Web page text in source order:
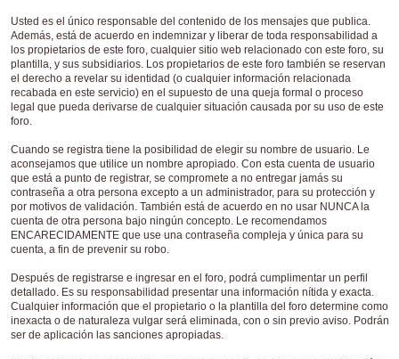
Usted es el único responsable del contenido de los mensajes que publica.
Además, está de acuerdo en indemnizar y liberar de toda responsabilidad a
los propietarios de este foro, cualquier sitio web relacionado con este foro, su
plantilla, y sus subsidiarios. Los propietarios de este foro también se reservan
el derecho a revelar su identidad (o cualquier información relacionada
recabada en este servicio) en el supuesto de una queja formal o proceso
legal que pueda derivarse de cualquier situación causada por su uso de este
foro.
Cuando se registra tiene la posibilidad de elegir su nombre de usuario. Le
aconsejamos que utilice un nombre apropiado. Con esta cuenta de usuario
que está a punto de registrar, se compromete a no entregar jamás su
contraseña a otra persona excepto a un administrador, para su protección y
por motivos de validación. También está de acuerdo en no usar NUNCA la
cuenta de otra persona bajo ningún concepto. Le recomendamos
ENCARECIDAMENTE que use una contraseña compleja y única para su
cuenta, a fin de prevenir su robo.
Después de registrarse e ingresar en el foro, podrá cumplimentar un perfil
detallado. Es su responsabilidad presentar una información nítida y exacta.
Cualquier información que el propietario o la plantilla del foro determine como
inexacta o de naturaleza vulgar será eliminada, con o sin previo aviso. Podrán
ser de aplicación las sanciones apropiadas.